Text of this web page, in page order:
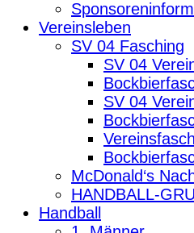
Vereinsleben
SV 04 Fasching
SV 04
SV 04
McDonald‘s
HANDBALL-
Handball